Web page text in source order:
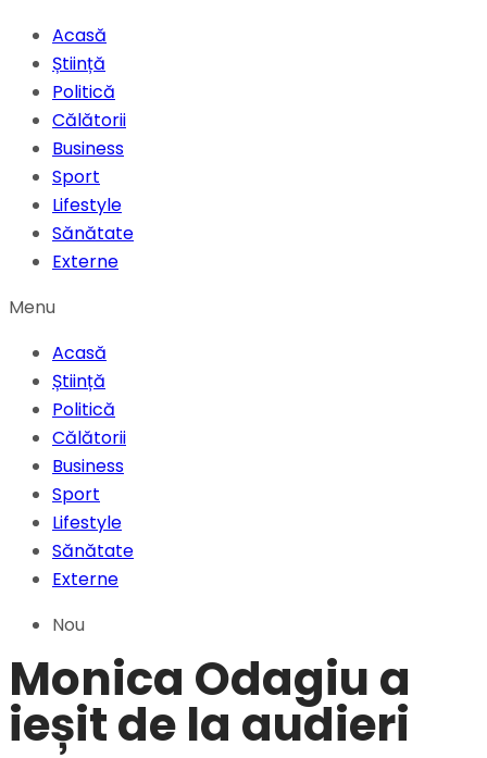
Acasă
Știință
Politică
Călătorii
Business
Sport
Lifestyle
Sănătate
Externe
Menu
Acasă
Știință
Politică
Călătorii
Business
Sport
Lifestyle
Sănătate
Externe
Nou
Monica Odagiu a
ieșit de la audieri